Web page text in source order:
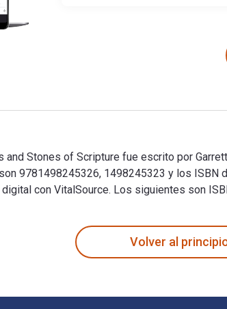
and Stones of Scripture fue escrito por
9781498245326, 1498245323 y los ISBN
con VitalSource. Los siguientes son
Volver al